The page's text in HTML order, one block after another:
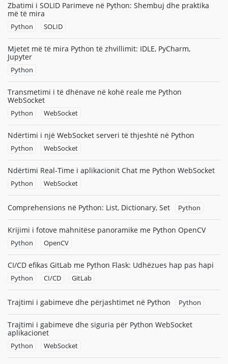
Zbatimi i SOLID Parimeve në Python: Shembuj dhe praktika
më të mira
Python SOLID
Mjetet më të mira Python të zhvillimit: IDLE, PyCharm,
Jupyter
Python
Transmetimi i të dhënave në kohë reale me Python
WebSocket
Python WebSocket
Ndërtimi i një WebSocket serveri të thjeshtë në Python
Python WebSocket
Ndërtimi Real-Time i aplikacionit Chat me Python WebSocket
Python WebSocket
Comprehensions në Python: List, Dictionary, Set Python
Krijimi i fotove mahnitëse panoramike me Python OpenCV
Python OpenCV
CI/CD efikas GitLab me Python Flask: Udhëzues hap pas hapi
Python CI/CD GitLab
Trajtimi i gabimeve dhe përjashtimet në Python Python
Trajtimi i gabimeve dhe siguria për Python WebSocket
aplikacionet
Python WebSocket